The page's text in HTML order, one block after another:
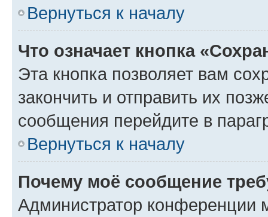
Вернуться к началу
Что означает кнопка
Эта кнопка позволяет вам
закончить и отправить их
сообщения перейдите в
Вернуться к началу
Почему моё сообщение
Администратор конференции